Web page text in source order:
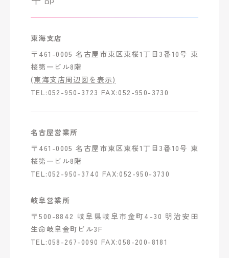
東海支店
〒461-0005 名古屋市東区東桜1丁目3番10号 東
桜第一ビル8階
(東海支店周辺図を表示)
TEL:052-950-3723 FAX:052-950-3730
名古屋営業所
〒461-0005 名古屋市東区東桜1丁目3番10号 東
桜第一ビル8階
TEL:052-950-3740 FAX:052-950-3730
岐阜営業所
〒500-8842 岐阜県岐阜市金町4-30 明治安田
生命岐阜金町ビル3F
TEL:058-267-0090 FAX:058-200-8181